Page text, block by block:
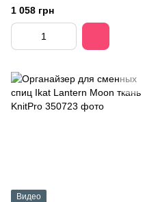
1 058 грн
Видео